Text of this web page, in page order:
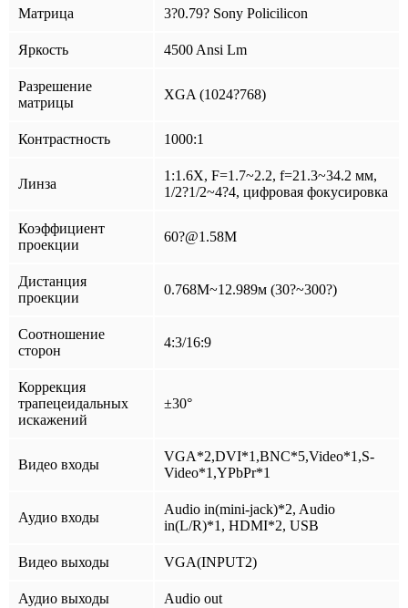
Матрица 3?0.79? Sony Policilicon
Яркость 4500 Ansi Lm
Разрешение
матрицы
XGA (1024?768)
Контрастность 1000:1
Линза
1:1.6X, F=1.7~2.2, f=21.3~34.2 мм,
1/2?1/2~4?4, цифровая фокусировка
Коэффициент
проекции
60?@1.58M
Дистанция
проекции
0.768M~12.989м (30?~300?)
Соотношение
сторон
4:3/16:9
Коррекция
трапецеидальных
искажений
±30°
Видео входы
VGA*2,DVI*1,BNC*5,Video*1,S-
Video*1,YPbPr*1
Аудио входы
Audio in(mini-jack)*2, Audio
in(L/R)*1, HDMI*2, USB
Видео выходы VGA(INPUT2)
Аудио выходы Audio out